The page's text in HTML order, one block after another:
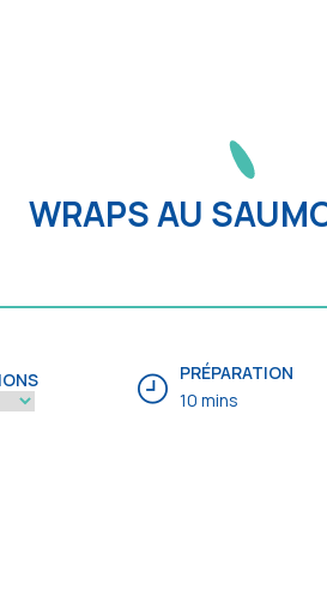
WRAPS AU
PRÉPARATION
10 mins